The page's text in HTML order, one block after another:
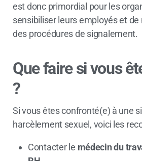
est donc primordial pour les
sensibiliser leurs employés et
des procédures de signalement.
Que faire si vous
?
Si vous êtes confronté(e) à une
harcèlement sexuel, voici les
Contacter le médecin du